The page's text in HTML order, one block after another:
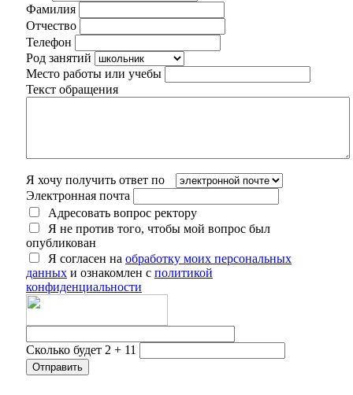
Фамилия
Отчество
Телефон
Род занятий
Место работы или учебы
Текст обращения
Я хочу получить ответ по
Электронная почта
Адресовать вопрос ректору
Я не против того, чтобы мой вопрос был
опубликован
Я согласен на обработку моих персональных
данных и ознакомлен с политикой
конфиденциальности
Сколько будет 2 + 11